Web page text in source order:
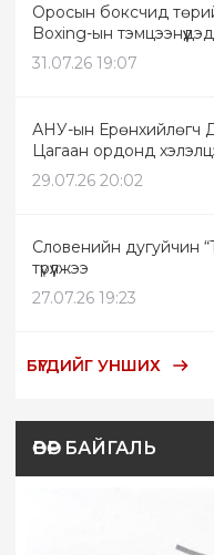
Оросын боксчид
Boxing-ын
31.07.26 19:07
АНУ-ын Ерөнхийлөгч
Цагаан ордонд
29.07.26 20:02
Словенийн дугуйчин
түрүүлжээ
27.07.26 19:23
БҮГДИЙГ УНШИХ
ӨВӨР БАЙГАЛЬ